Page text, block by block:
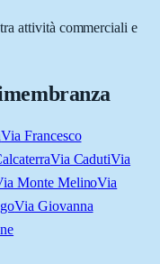
attività commerciali e
Via Francesco
Via CadutiVia
Monte MelinoVia
Via Giovanna